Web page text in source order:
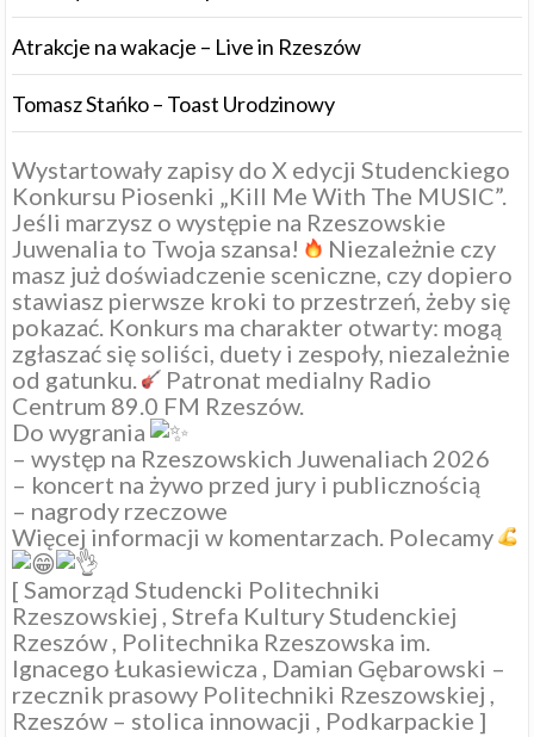
Atrakcje na wakacje – Live in Rzeszów
Tomasz Stańko – Toast Urodzinowy
Wystartowały zapisy do X edycji Studenckiego
Konkursu Piosenki „Kill Me With The MUSIC”.
Jeśli marzysz o występie na Rzeszowskie
Juwenalia to Twoja szansa!
Niezależnie czy
masz już doświadczenie sceniczne, czy dopiero
stawiasz pierwsze kroki to przestrzeń, żeby się
pokazać. Konkurs ma charakter otwarty: mogą
zgłaszać się soliści, duety i zespoły, niezależnie
od gatunku.
Patronat medialny Radio
Centrum 89.0 FM Rzeszów.
Do wygrania
– występ na Rzeszowskich Juwenaliach 2026
– koncert na żywo przed jury i publicznością
– nagrody rzeczowe
Więcej informacji w komentarzach. Polecamy
[Samorząd Studencki Politechniki
Rzeszowskiej ,Strefa Kultury Studenckiej
Rzeszów, Politechnika Rzeszowska im.
Ignacego Łukasiewicza , Damian Gębarowski –
rzecznik prasowy Politechniki Rzeszowskiej ,
Rzeszów – stolica innowacji , Podkarpackie ]